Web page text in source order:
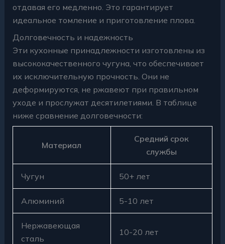
отдавая его медленно. Это гарантирует
идеальное томление и приготовление плова.
Долговечность и надежность
Эти кухонные принадлежности изготовлены из
высококачественного чугуна, что обеспечивает
их исключительную прочность. Они не
деформируются, не ржавеют при правильном
уходе и прослужат десятилетиями. В таблице
ниже сравнение долговечности:
Материал
Средний срок
службы
Чугун 50+ лет
Алюминий 5-10 лет
Нержавеющая
сталь
10-20 лет